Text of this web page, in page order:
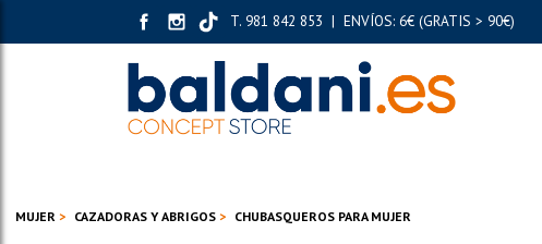
T. 981 842 853 | ENVÍOS: 6€ (GRATIS > 90€)
MUJER CAZADORAS Y ABRIGOS CHUBASQUEROS PARA MUJER